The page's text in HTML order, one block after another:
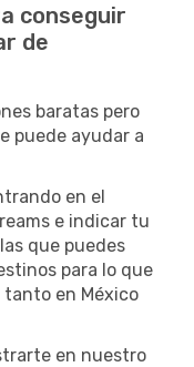
conseguir
de
baratas pero
puede ayudar a
en el
e indicar tu
que puedes
para lo que
tanto en México
en nuestro